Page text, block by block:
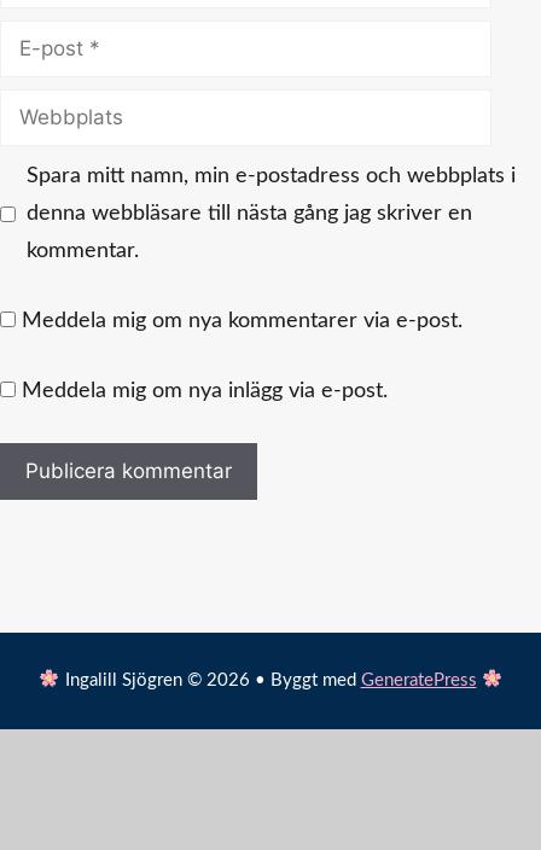
Webbplats
Spara mitt namn, min e-postadress och webbplats i
denna webbläsare till nästa gång jag skriver en
kommentar.
Meddela mig om nya kommentarer via e-post.
Meddela mig om nya inlägg via e-post.
Ingalill Sjögren © 2026 • Byggt med GeneratePress